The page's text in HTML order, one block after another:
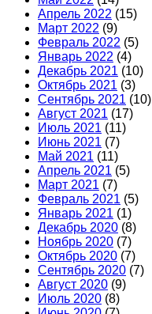
Апрель 2022 (15)
Март 2022 (9)
Февраль 2022 (5)
Январь 2022 (4)
Декабрь 2021 (10)
Октябрь 2021 (3)
Сентябрь 2021 (10)
Август 2021 (17)
Июль 2021 (11)
Июнь 2021 (7)
Май 2021 (11)
Апрель 2021 (5)
Март 2021 (7)
Февраль 2021 (5)
Январь 2021 (1)
Декабрь 2020 (8)
Ноябрь 2020 (7)
Октябрь 2020 (7)
Сентябрь 2020 (7)
Август 2020 (9)
Июль 2020 (8)